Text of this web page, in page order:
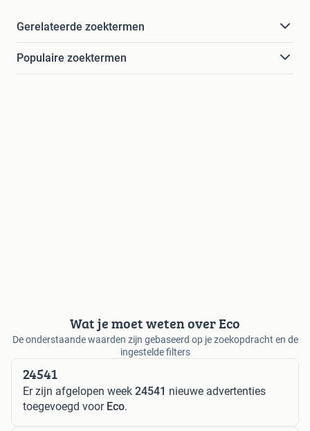
Gerelateerde zoektermen
Populaire zoektermen
Wat je moet weten over Eco
De onderstaande waarden zijn gebaseerd op je zoekopdracht en de
ingestelde filters
24541
Er zijn afgelopen week 24541 nieuwe advertenties
toegevoegd voor Eco.